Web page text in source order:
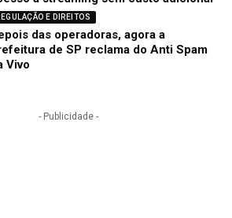
E DIREITOS
das operadoras, agora a
de SP reclama do Anti Spam
Vivo
- Publicidade -